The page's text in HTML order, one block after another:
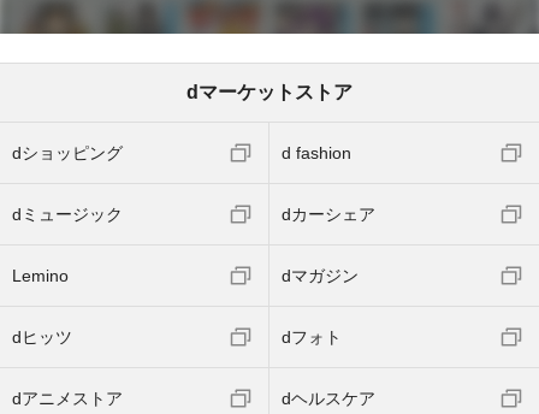
dマーケットストア
dショッピング d fashion
dミュージック dカーシェア
Lemino dマガジン
dヒッツ dフォト
dアニメストア dヘルスケア